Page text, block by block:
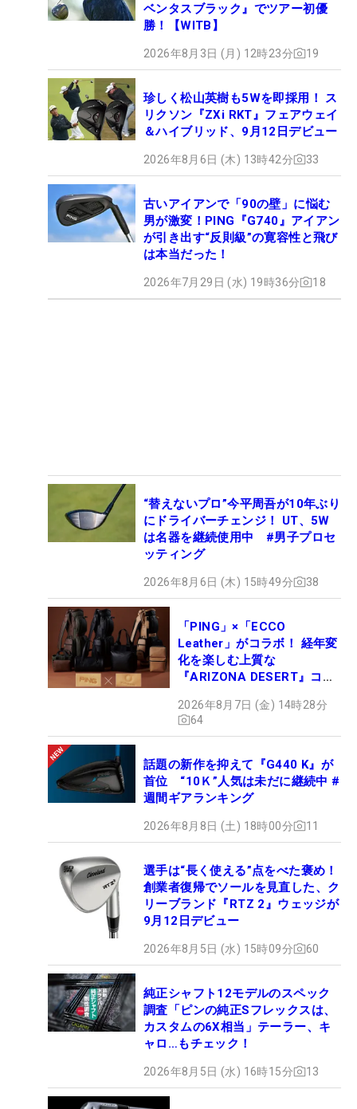
ベンタスブラック』でツアー初優
勝！【WITB】
2026年8月3日 (月) 12時23分 19
珍しく松山英樹も5Wを即採用！ ス
リクソン『ZXi RKT』フェアウェイ
＆ハイブリッド、9月12日デビュー
2026年8月6日 (木) 13時42分 33
古いアイアンで「90の壁」に悩む
男が激変！PING『G740』アイアン
が引き出す“反則級”の寛容性と飛び
は本当だった！
2026年7月29日 (水) 19時36分 18
“替えないプロ”今平周吾が10年ぶり
にドライバーチェンジ！ UT、5W
は名器を継続使用中 #男子プロセ
ッティング
2026年8月6日 (木) 15時49分 38
「PING」×「ECCO
Leather」がコラボ！ 経年変
化を楽しむ上質な
『ARIZONA DESERT』コレ
ュー
2026年8月7日 (金) 14時28分
64
話題の新作を抑えて『G440 K』が
首位 “10Ｋ”人気は未だに継続中 #
週間ギアランキング
2026年8月8日 (土) 18時00分 11
選手は“長く使える”点をべた褒め！
創業者復帰でソールを見直した、ク
リーブランド『RTZ 2』ウェッジが
9月12日デビュー
2026年8月5日 (水) 15時09分 60
純正シャフト12モデルのスペック
調査「ピンの純正Sフレックスは、
カスタムの6X相当」テーラー、キ
ャロ…もチェック！
2026年8月5日 (水) 16時15分 13